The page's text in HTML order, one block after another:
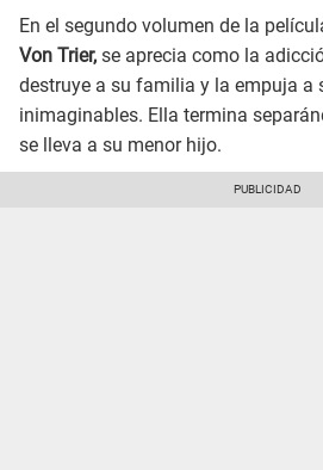
En el segundo volumen de la
Von Trier, se aprecia como la
destruye a su familia y la empuja a
inimaginables. Ella termina
se lleva a su menor hijo.